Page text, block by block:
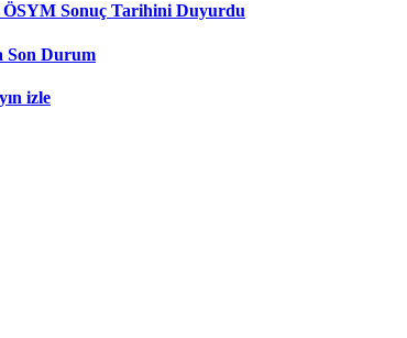
ÖSYM Sonuç Tarihini Duyurdu
Son Durum
izle